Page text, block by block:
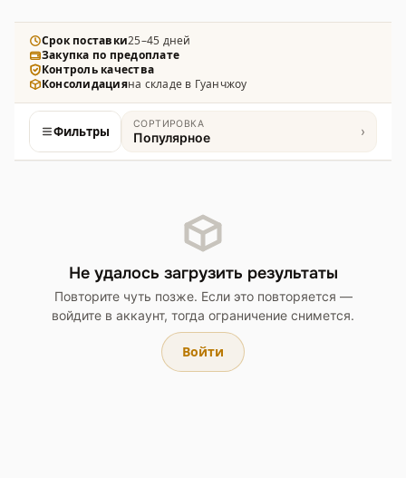
пошива, ремонта и рукоделия, выгодные стоковые
партии.
Срок поставки25–45 дней
Закупка по предоплате
Контроль качества
Консолидацияна складе в Гуанчжоу
Фильтры СОРТИРОВКА
Популярное ›
Не удалось загрузить результаты
Повторите чуть позже. Если это повторяется —
войдите в аккаунт, тогда ограничение снимется.
Войти